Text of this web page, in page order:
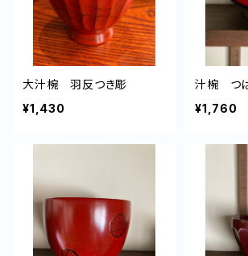
大汁椀 羽反つき彫
¥1,430
汁椀 つ
¥1,760